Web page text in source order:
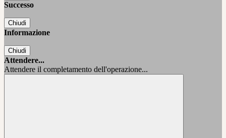
Successo
Chiudi
Informazione
Chiudi
Attendere...
Attendere il completamento dell'operazione...